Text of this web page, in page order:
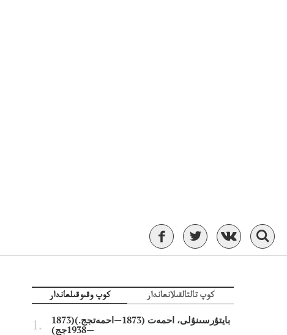
كوپ وقىوقىلعاندار كوپ تالتالقىلانعاندار
بايتۇرسىنۇلى، احمەت (1873—احمەتجج.)(1873
—1938جج)